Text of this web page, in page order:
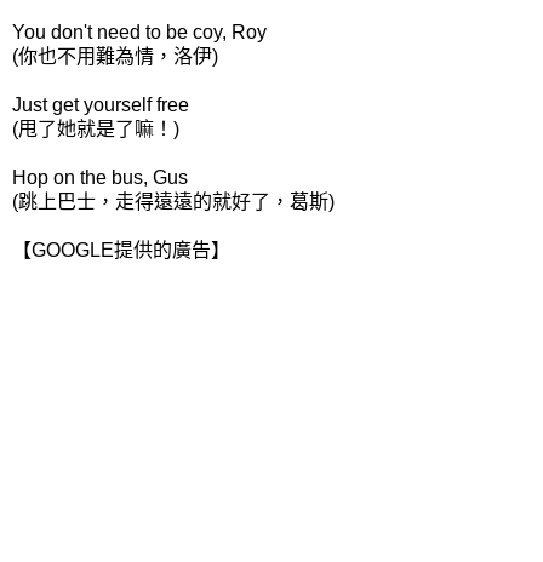
You don't need to be coy, Roy
(你也不用難為情，洛伊)
Just get yourself free
(甩了她就是了嘛！)
Hop on the bus, Gus
(跳上巴士，走得遠遠的就好了，葛斯)
【GOOGLE提供的廣告】